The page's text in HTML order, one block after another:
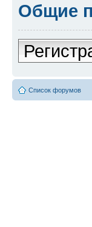
Общие
Список форумов